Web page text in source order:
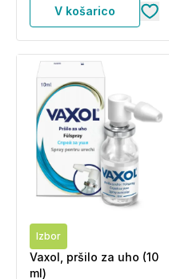
V košarico
Izbor
Vaxol, pršilo za uho (10
ml)